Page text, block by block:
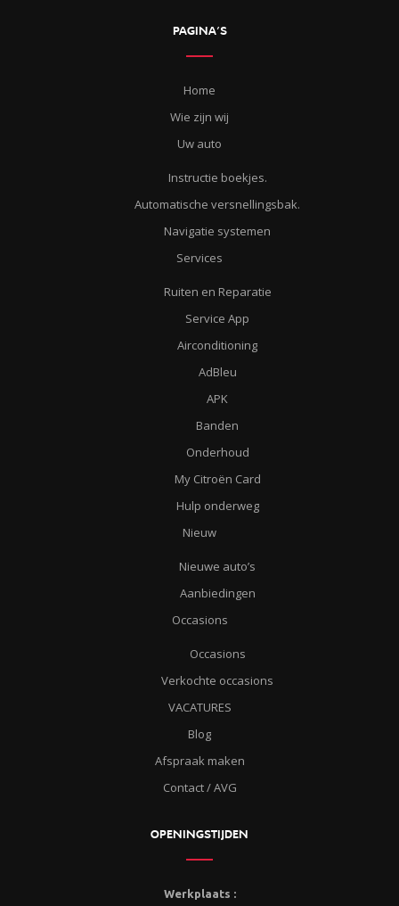
PAGINA’S
Home
Wie zijn wij
Uw auto
Instructie boekjes.
Automatische versnellingsbak.
Navigatie systemen
Services
Ruiten en Reparatie
Service App
Airconditioning
AdBleu
APK
Banden
Onderhoud
My Citroën Card
Hulp onderweg
Nieuw
Nieuwe auto’s
Aanbiedingen
Occasions
Occasions
Verkochte occasions
VACATURES
Blog
Afspraak maken
Contact / AVG
OPENINGSTIJDEN
Werkplaats :